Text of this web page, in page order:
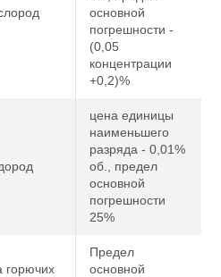
основной
погрешности -
(0,05
концентрации
+0,2)%
цена единицы
наименьшего
разряда - 0,01%
об., предел
основной
погрешности
25%
Предел
основной